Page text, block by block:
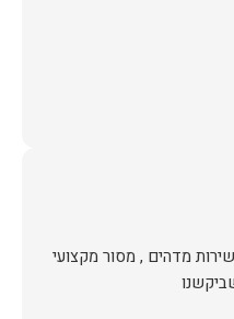
מדהים , מסור מקצועי